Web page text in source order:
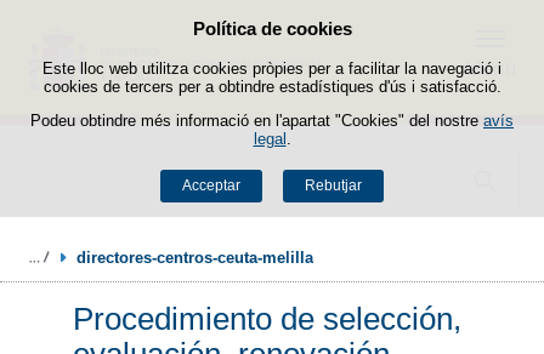
Política de cookies
Este lloc web utilitza cookies pròpies per a facilitar la navegació i
cookies de tercers per a obtindre estadístiques d'ús i satisfacció.
Podeu obtindre més informació en l'apartat "Cookies" del nostre avís
legal
Acceptar Rebutjar
Passar al contingut
Buscador
Menú
directores-centros-ceuta-melilla
Procedimiento de selección,